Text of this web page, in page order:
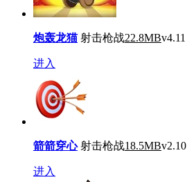
炮轰龙猫 射击枪战22.8MBv4.11
进入
箭箭穿心 射击枪战18.5MBv2.10
进入